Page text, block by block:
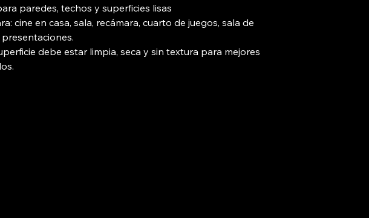
paredes, techos y superficies lisas
cine en casa, sala, recámara, cuarto de juegos, sala de
debe estar limpia, seca y sin textura para mejores